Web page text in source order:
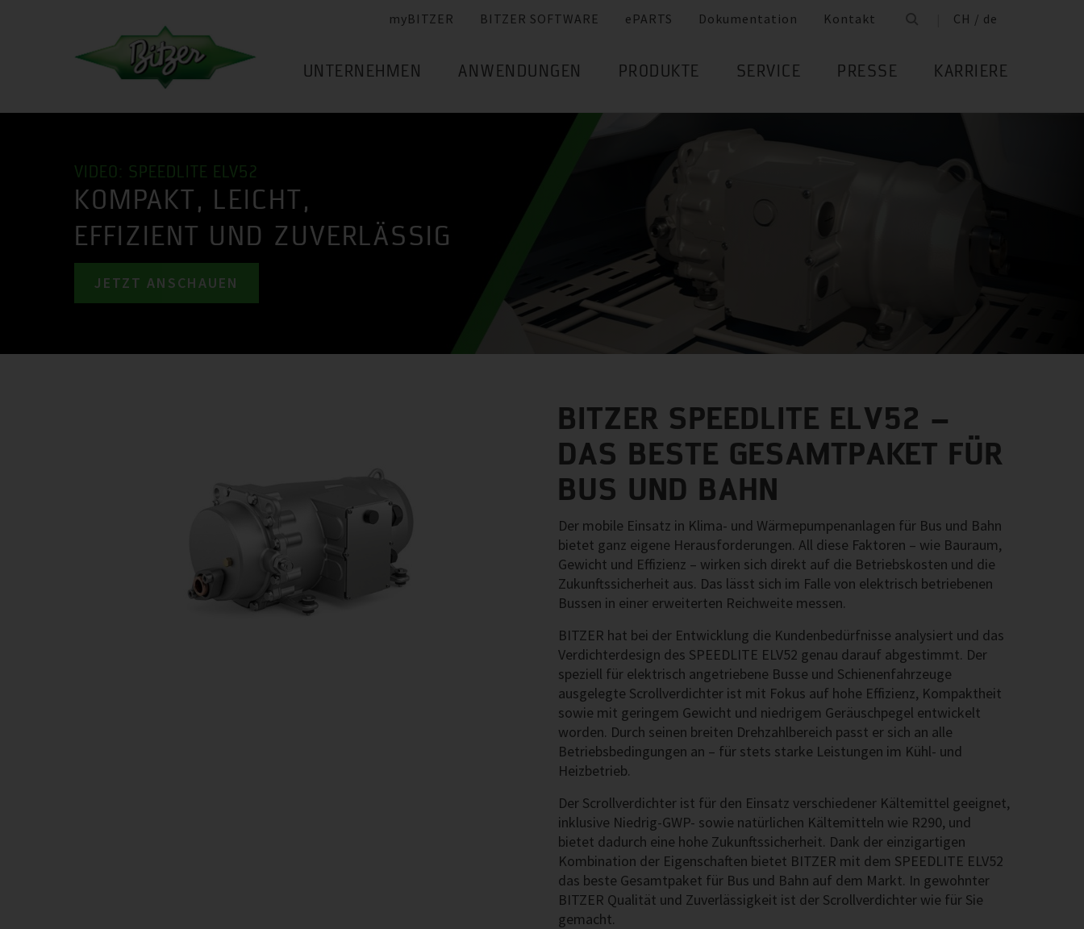
myBITZER BITZER SOFTWARE ePARTS Dokumentation Kontakt CH / de
UNTERNEHMEN ANWENDUNGEN PRODUKTE SERVICE PRESSE KARRIERE
VIDEO: SPEEDLITE ELV52
KOMPAKT, LEICHT,
EFFIZIENT UND ZUVERLÄSSIG
JETZT ANSCHAUEN
BITZER SPEEDLITE ELV52 –
DAS BESTE GESAMTPAKET FÜR
BUS UND BAHN
Der mobile Einsatz in Klima- und Wärmepumpenanlagen für Bus und Bahn
bietet ganz eigene Herausforderungen. All diese Faktoren – wie Bauraum,
Gewicht und Effizienz – wirken sich direkt auf die Betriebskosten und die
Zukunftssicherheit aus. Das lässt sich im Falle von elektrisch betriebenen
Bussen in einer erweiterten Reichweite messen.
BITZER hat bei der Entwicklung die Kundenbedürfnisse analysiert und das
Verdichterdesign des SPEEDLITE ELV52 genau darauf abgestimmt. Der
speziell für elektrisch angetriebene Busse und Schienenfahrzeuge
ausgelegte Scrollverdichter ist mit Fokus auf hohe Effizienz, Kompaktheit
sowie mit geringem Gewicht und niedrigem Geräuschpegel entwickelt
worden. Durch seinen breiten Drehzahlbereich passt er sich an alle
Betriebsbedingungen an – für stets starke Leistungen im Kühl- und
Heizbetrieb.
Der Scrollverdichter ist für den Einsatz verschiedener Kältemittel geeignet,
inklusive Niedrig-GWP- sowie natürlichen Kältemitteln wie R290, und
bietet dadurch eine hohe Zukunftssicherheit. Dank der einzigartigen
Kombination der Eigenschaften bietet BITZER mit dem SPEEDLITE ELV52
das beste Gesamtpaket für Bus und Bahn auf dem Markt. In gewohnter
BITZER Qualität und Zuverlässigkeit ist der Scrollverdichter wie für Sie
gemacht.